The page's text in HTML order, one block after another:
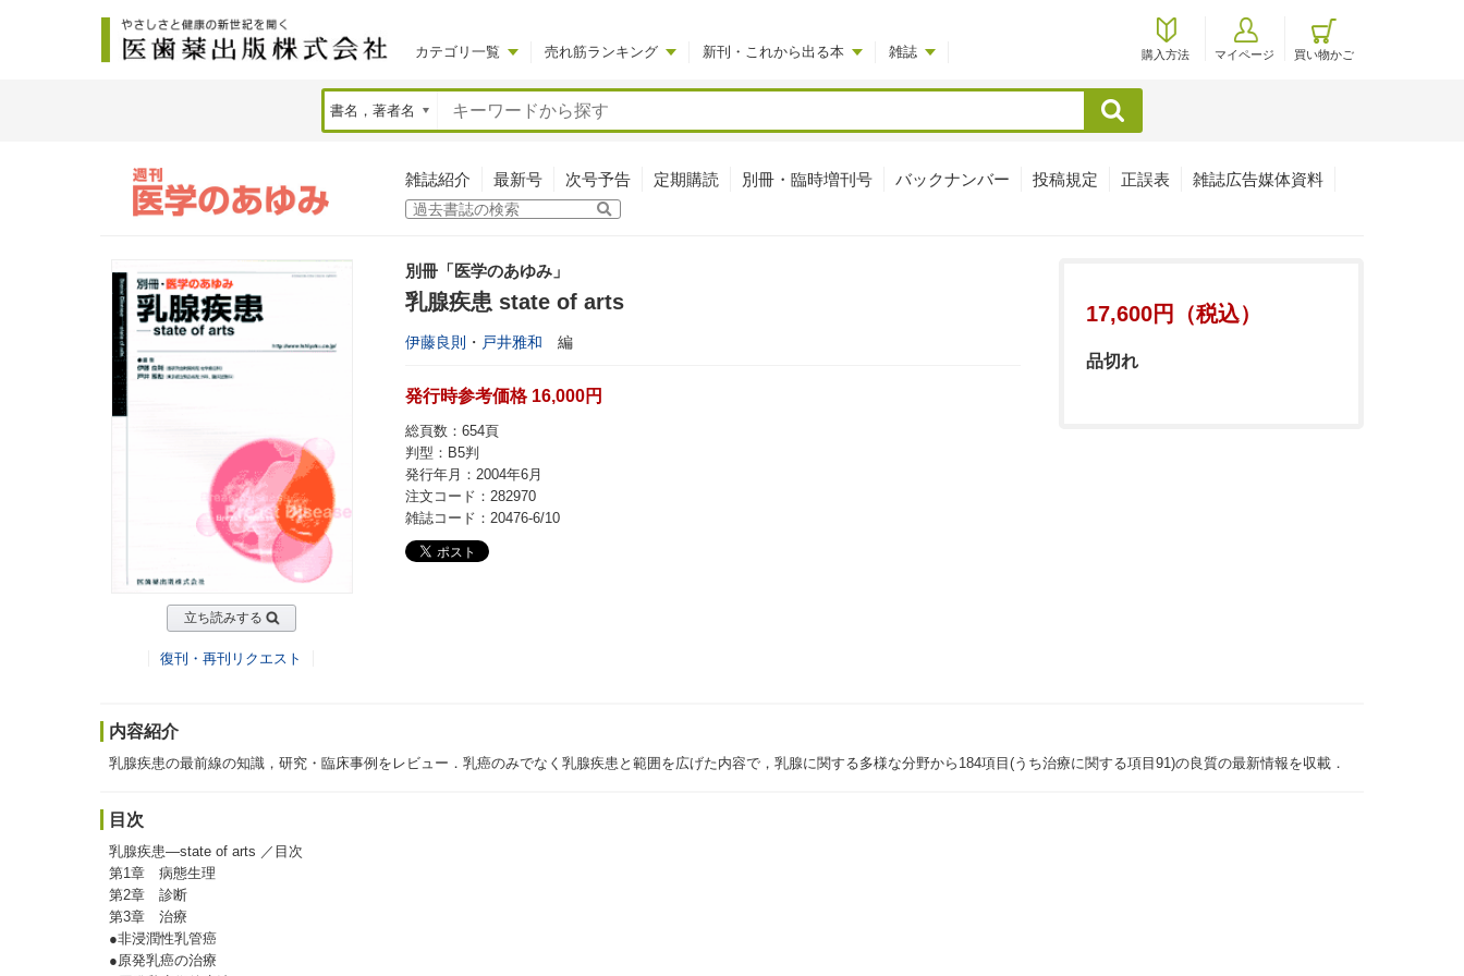
カテゴリ一覧 売れ筋ランキング 新刊・これから出る本 雑誌 購入方法 マイページ 買い物かご
検索
雑誌紹介 最新号 次号予告 定期購読 別冊・臨時増刊号 バックナンバー 投稿規定 正誤表 雑誌広告媒体資料
立ち読みする
復刊・再刊リクエスト
17,600円（税込）
品切れ
別冊「医学のあゆみ」
乳腺疾患 state of arts
伊藤良則 ・ 戸井雅和 編
発行時参考価格 16,000円
総頁数：654頁
判型：B5判
発行年月：2004年6月
注文コード：282970
雑誌コード：20476-6/10
内容紹介
乳腺疾患の最前線の知識，研究・臨床事例をレビュー．乳癌のみでなく乳腺疾患と範囲を広げた内容で，乳腺に関する多様な分野から184項目(うち治療に関する項目91)の良質の最新情報を収載．
目次
乳腺疾患―state of arts ／目次
第1章 病態生理
第2章 診断
第3章 治療
●非浸潤性乳管癌
●原発乳癌の治療